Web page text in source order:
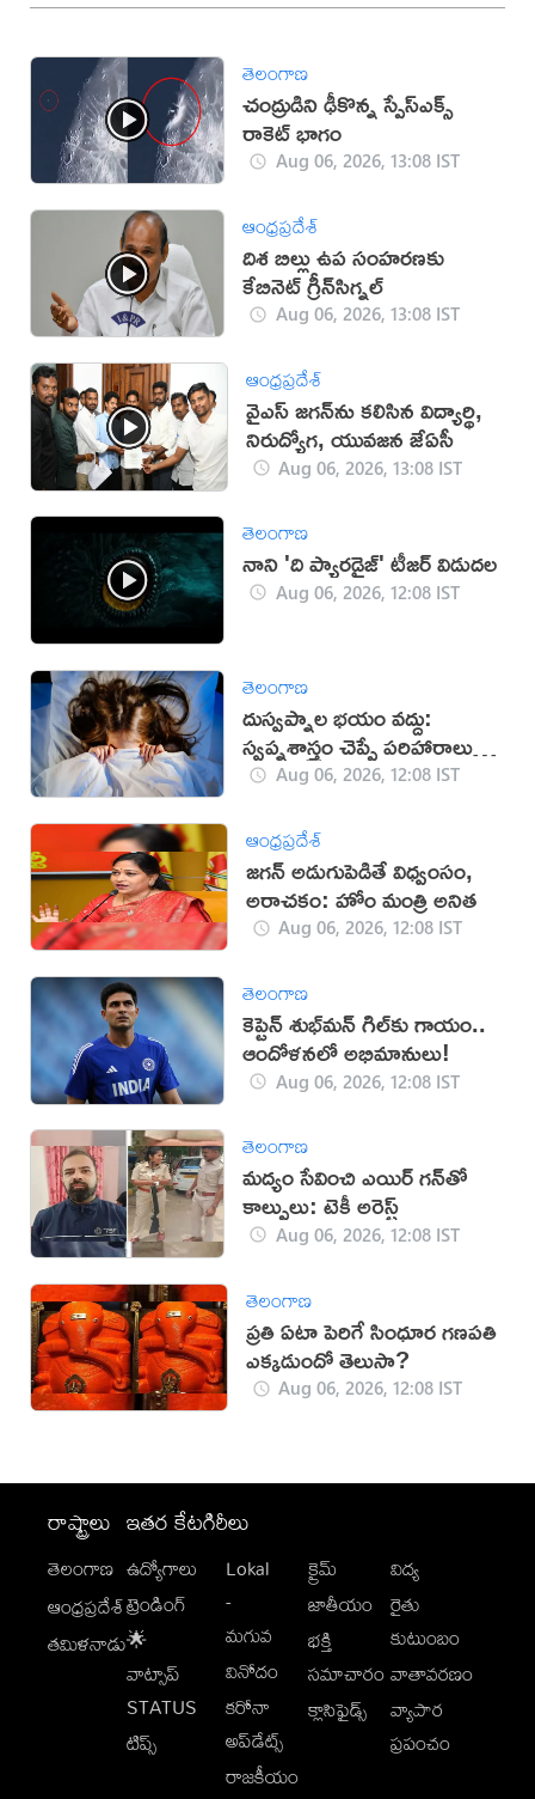
తెలంగాణ
చంద్రుడిని ఢీకొన్న స్పేస్‌ఎక్స్
రాకెట్ భాగం
Aug 06, 2026, 13:08 IST
ఆంధ్రప్రదేశ్
దిశ బిల్లు ఉప సంహ‌ర‌ణ‌కు
కేబినెట్ గ్రీన్‌సిగ్న‌ల్‌
Aug 06, 2026, 13:08 IST
ఆంధ్రప్రదేశ్
వైఎస్‌ జగన్‌ను కలిసిన విద్యార్థి,
నిరుద్యోగ, యువజన జేఏసీ
Aug 06, 2026, 13:08 IST
తెలంగాణ
నాని 'ది ప్యారడైజ్' టీజర్ విడుదల
Aug 06, 2026, 12:08 IST
తెలంగాణ
దుస్వప్నాల భయం వద్దు:
స్వప్నశాస్త్రం చెప్పే పరిహారాలు
ఇవే!Aug 06, 2026, 12:08 IST
ఆంధ్రప్రదేశ్
జగన్ అడుగుపెడితే విధ్వంసం,
అరాచకం: హోం మంత్రి అనిత
Aug 06, 2026, 12:08 IST
తెలంగాణ
కెప్టెన్ శుభ్‌మన్ గిల్‌కు గాయం..
ఆందోళనలో అభిమానులు!
Aug 06, 2026, 12:08 IST
తెలంగాణ
మద్యం సేవించి ఎయిర్ గన్‌తో
కాల్పులు: టెకీ అరెస్ట్
Aug 06, 2026, 12:08 IST
తెలంగాణ
ప్రతి ఏటా పెరిగే సింధూర గణపతి
ఎక్కడుందో తెలుసా?
Aug 06, 2026, 12:08 IST
రాష్ట్రాలు
తెలంగాణ
ఆంధ్రప్రదేశ్
తమిళనాడు
ఇతర కేటగిరీలు
ఉద్యోగాలు
ట్రెండింగ్
🌟
వాట్సాప్
STATUS
టిప్స్
Lokal
-
మగువ
వినోదం
కరోనా
అప్‌డేట్స్
రాజకీయం
క్రైమ్
జాతీయం
భక్తి
సమాచారం
క్లాసిఫైడ్స్
విద్య
రైతు
కుటుంబం
వాతావరణం
వ్యాపార
ప్రపంచం